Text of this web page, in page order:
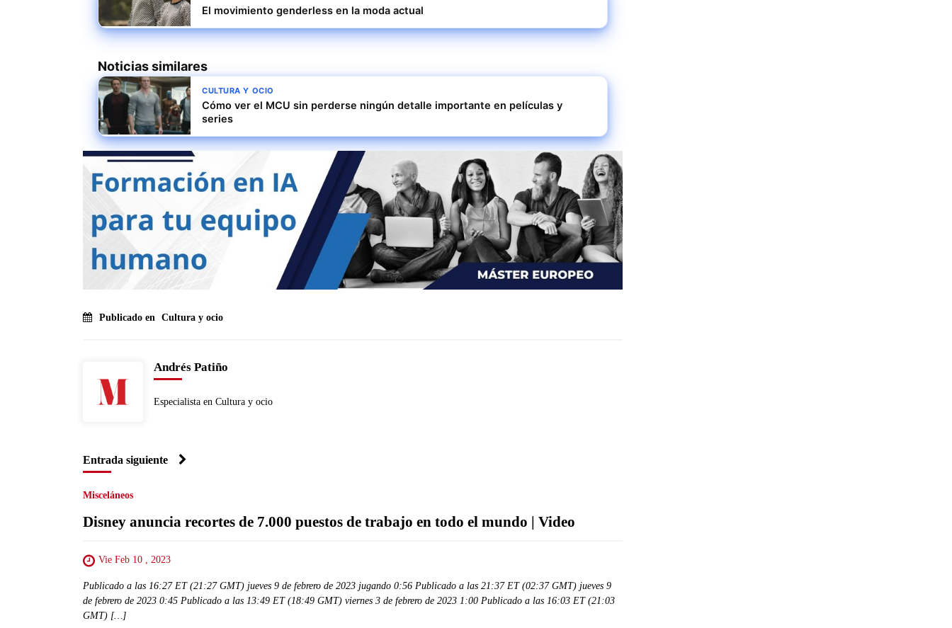
El movimiento genderless en la moda actual
Noticias similares
CULTURA Y OCIO
Cómo ver el MCU sin perderse ningún detalle importante en películas y
series
Publicado en Cultura y ocio
Andrés Patiño
Especialista en Cultura y ocio
Entrada siguiente
Misceláneos
Disney anuncia recortes de 7.000 puestos de trabajo en todo el mundo | Video
Vie Feb 10 , 2023
Publicado a las 16:27 ET (21:27 GMT) jueves 9 de febrero de 2023 jugando 0:56 Publicado a las 21:37 ET (02:37 GMT) jueves 9
de febrero de 2023 0:45 Publicado a las 13:49 ET (18:49 GMT) viernes 3 de febrero de 2023 1:00 Publicado a las 16:03 ET (21:03
GMT) […]